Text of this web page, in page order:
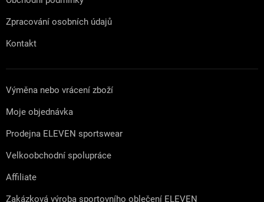
Zpracování osobních údajů
Kontakt
Výměna nebo vrácení zboží
Moje objednávka
Prodejna ELEVEN sportswear
Velkoobchodní spolupráce
Affiliate
Zakázková výroba sportovního oblečení ELEVEN